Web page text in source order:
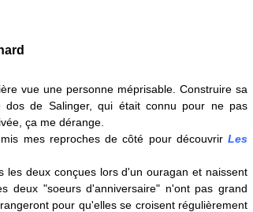
vue une personne méprisable. Construire sa
de Salinger, qui était connu pour ne pas
ça me dérange.
mes reproches de côté pour découvrir Les
les deux conçues lors d'un ouragan et naissent
deux "soeurs d'anniversaire" n'ont pas grand
pour qu'elles se croisent régulièrement